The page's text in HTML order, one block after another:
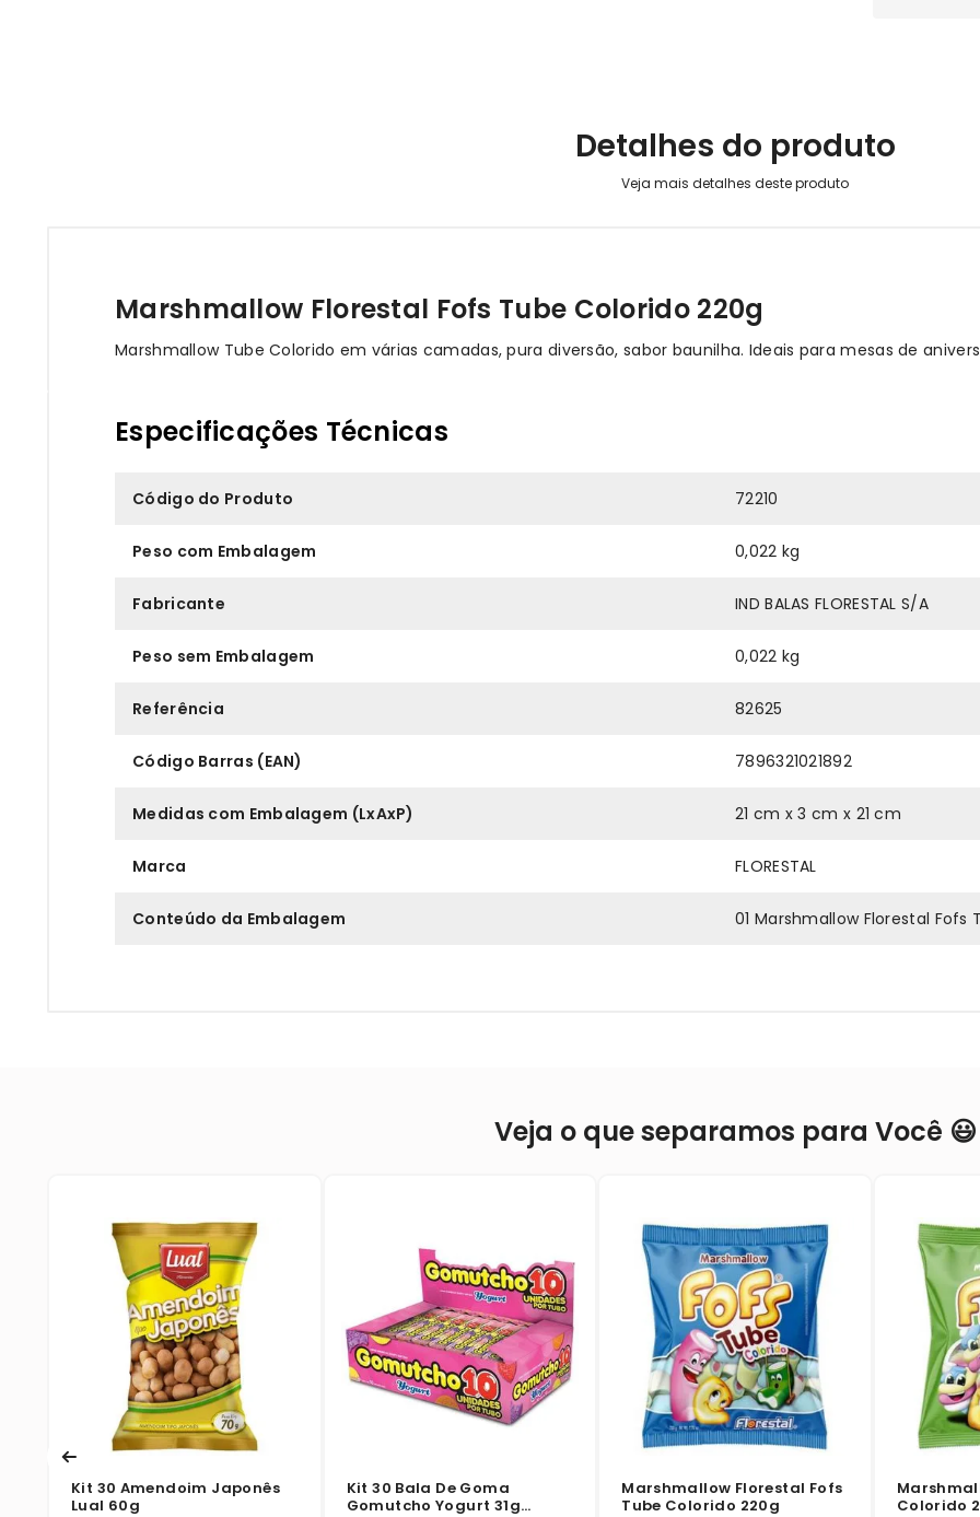
Detalhes do produto
Marshmallow Florestal Fofs Tube Colorido 220g
Marshmallow Tube Colorido em várias camadas, pura diversão, sabor baunilha. Ideais para mesas de
Especificações Técnicas
Código do Produto 72210
Peso com Embalagem 0,022 kg
Fabricante IND BALAS FLORESTAL S/A
Peso sem Embalagem 0,022 kg
Referência 82625
Código Barras (EAN) 7896321021892
Medidas com Embalagem (LxAxP) 21 cm x 3 cm x 21 cm
Marca FLORESTAL
Conteúdo da Embalagem 01 Marshmallow Florestal Fofs
Veja o que separamos para Você 😃
Kit 30 Amendoim Japonês
Lual 60g
Kit 30 Bala De Goma
Gomutcho Yogurt 31g
Marshmallow Florestal Fofs
Tube Colorido 220g
Colorido